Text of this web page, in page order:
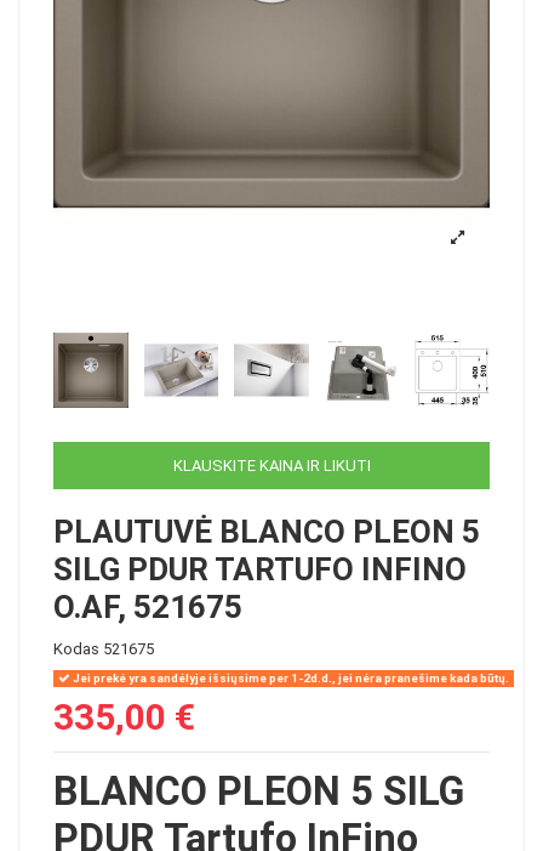
KLAUSKITE KAINA IR LIKUTI
PLAUTUVĖ BLANCO PLEON 5
SILG PDUR TARTUFO INFINO
O.AF, 521675
Kodas 521675
Jei prekė yra sandėlyje išsiųsime per 1-2d.d., jei nėra pranešime kada būtų.
335,00 €
BLANCO PLEON 5 SILG
PDUR Tartufo InFino